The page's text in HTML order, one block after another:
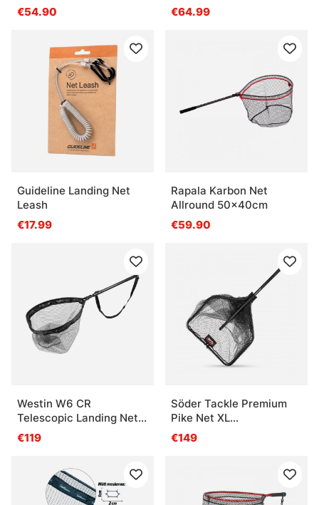
70X60cm L
€54.90 €64.99
Guideline Landing Net
Leash
€17.99
Rapala Karbon Net
Allround 50x40cm
€59.90
Westin W6 CR
Telescopic Landing Net
2M XS, 50-200cm 4Sec
€119
Söder Tackle Premium
Pike Net XL
(L76xW81xD100cm,
Handle 188-235cm)
€149